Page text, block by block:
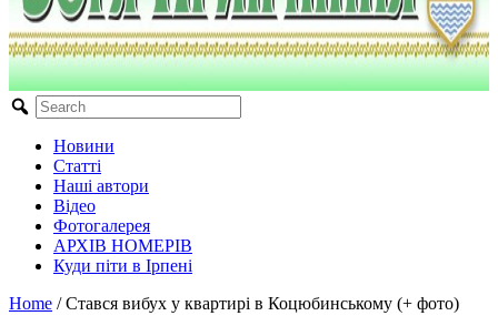
Новини
Статті
Наші автори
Відео
Фотогалерея
АРХІВ НОМЕРІВ
Куди піти в Ірпені
Home / Стався вибух у квартирі в Коцюбинському (+ фото)